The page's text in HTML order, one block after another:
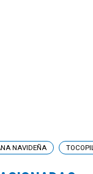
NAVIDEÑA